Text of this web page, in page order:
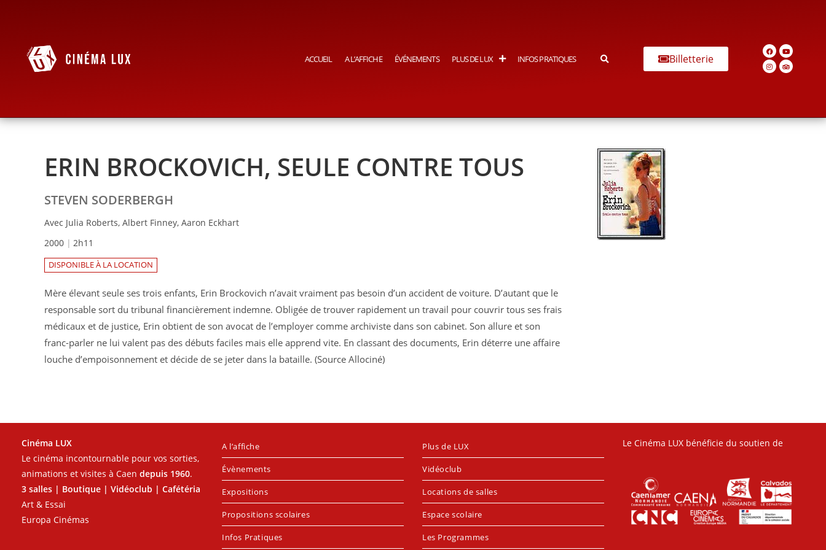
ACCUEIL A L’AFFICHE ÉVÉNEMENTS PLUS DE LUX INFOS PRATIQUES Billetterie
ERIN BROCKOVICH, SEULE CONTRE TOUS
STEVEN SODERBERGH
Avec Julia Roberts, Albert Finney, Aaron Eckhart
2000
2h11
DISPONIBLE À LA LOCATION
Mère élevant seule ses trois enfants, Erin Brockovich n’avait vraiment pas besoin d’un accident de voiture. D’autant que le
responsable sort du tribunal financièrement indemne. Obligée de trouver rapidement un travail pour couvrir tous ses frais
médicaux et de justice, Erin obtient de son avocat de l’employer comme archiviste dans son cabinet. Son allure et son
franc-parler ne lui valent pas des débuts faciles mais elle apprend vite. En classant des documents, Erin déterre une affaire
louche d’empoisonnement et décide de se jeter dans la bataille. (Source Allociné)
Cinéma LUX
Le cinéma incontournable pour vos sorties,
animations et visites à Caen depuis 1960.
3 salles | Boutique | Vidéoclub | Cafétéria
Art & Essai
Europa Cinémas
A l’affiche
Évènements
Expositions
Propositions scolaires
Infos Pratiques
Plus de LUX
Vidéoclub
Locations de salles
Espace scolaire
Les Programmes
Le Cinéma LUX bénéficie du soutien de